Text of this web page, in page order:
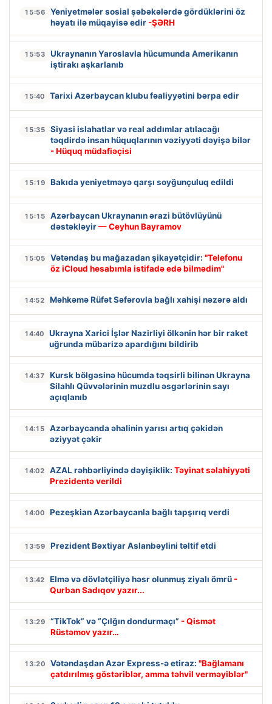
15:56
Yeniyetmələr sosial şəbəkələrdə gördüklərini öz
həyatı ilə müqayisə edir -ŞƏRH
15:53
Ukraynanın Yaroslavla hücumunda Amerikanın
iştirakı aşkarlanıb
15:40 Tarixi Azərbaycan klubu fəaliyyətini bərpa edir
15:35
Siyasi islahatlar və real addımlar atılacağı
təqdirdə insan hüquqlarının vəziyyəti dəyişə bilər
- Hüquq müdafiəçisi
15:19 Bakıda yeniyetməyə qarşı soyğunçuluq edildi
15:15
Azərbaycan Ukraynanın ərazi bütövlüyünü
dəstəkləyir— Ceyhun Bayramov
15:05 Vətəndaş bu mağazadan şikayətçidir: "Telefonu
öz iCloud hesabımla istifadə edə bilmədim"
14:52 Məhkəmə Rüfət Səfərovla bağlı xahişi nəzərə aldı
14:40
Ukrayna Xarici İşlər Nazirliyi ölkənin hər bir raket
uğrunda mübarizə apardığını bildirib
14:37
Kursk bölgəsinə hücumda təqsirli bilinən Ukrayna
Silahlı Qüvvələrinin muzdlu əsgərlərinin sayı
açıqlanıb
14:15
Azərbaycanda əhalinin yarısı artıq çəkidən
əziyyət çəkir
14:02 AZAL rəhbərliyində dəyişiklik: Təyinat səlahiyyəti
Prezidentə verildi
14:00 Pezeşkian Azərbaycanla bağlı tapşırıq verdi
13:59 Prezident Bəxtiyar Aslanbəylini təltif etdi
13:42 Elmə və dövlətçiliyə həsr olunmuş ziyalı ömrü -
Qurban Sadıqov yazır...
13:29 “TikTok” və “Çılğın dondurmaçı” - Qismət
Rüstəmov yazır…
13:20 Vətəndaşdan Azər Express-ə etiraz: "Bağlamanı
çatdırılmış göstəriblər, amma təhvil verməyiblər"